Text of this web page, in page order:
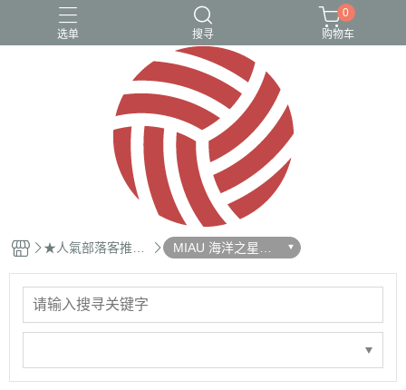
选单 搜寻
1212超殺隱私美優惠組 2023熱銷口碑專區
隱私美$1212快閃價
0
购物车
★人氣部落客推薦
MIAU 海洋之星音
波奇蹟修護霜